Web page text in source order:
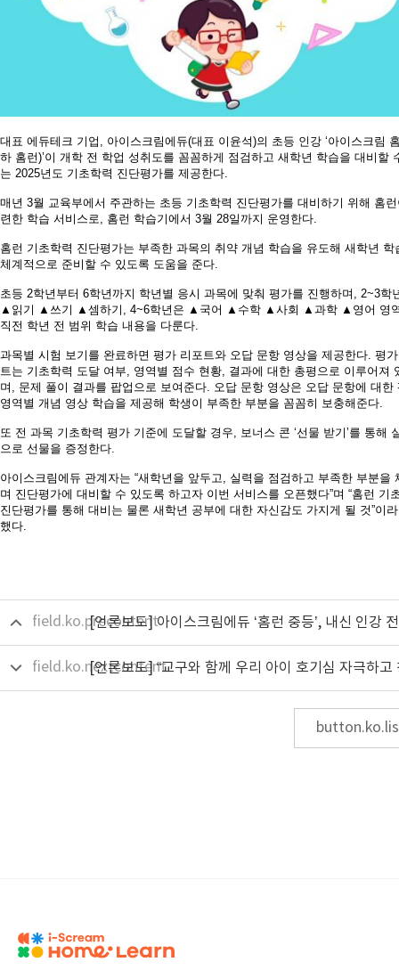
대표 에듀테크 기업 , 아이스크림에듀(대표 이윤석)의 초등 인강 ‘아이스크림
하 홈런)’이 개학 전 학업 성취도를 꼼꼼하게 점검하고 새학년 학습을 대비할
는 2025년도 기초학력 진단평가를 제공한다.
매년 3월 교육부에서 주관하는 초등 기초학력 진단평가를 대비하기 위해 홈
련한 학습 서비스로, 홈런 학습기에서 3월 28일까지 운영한다.
홈런 기초학력 진단평가는 부족한 과목의 취약 개념 학습을 유도해 새학년 학
체계적으로 준비할 수 있도록 도움을 준다.
초등 2학년부터 6학년까지 학년별 응시 과목에 맞춰 평가를 진행하며 , 2~3학
▲읽기 ▲쓰기 ▲셈하기 , 4~6학년은 ▲국어 ▲수학 ▲사회 ▲과학 ▲영어 영
직전 학년 전 범위 학습 내용을 다룬다.
과목별 시험 보기를 완료하면 평가 리포트와 오답 문항 영상을 제공한다. 평
트는 기초학력 도달 여부, 영역별 점수 현황, 결과에 대한 총평으로 이루어져
며 , 문제 풀이 결과를 팝업으로 보여준다. 오답 문항 영상은 오답 문항에 대한
영역별 개념 영상 학습을 제공해 학생이 부족한 부분을 꼼꼼히 보충해준다.
또 전 과목 기초학력 평가 기준에 도달할 경우, 보너스 콘 ‘선물 받기’를 통해
으로 선물을 증정한다.
아이스크림에듀 관계자는 “새학년을 앞두고, 실력을 점검하고 부족한 부분을
며 진단평가에 대비할 수 있도록 하고자 이번 서비스를 오픈했다”며 “홈런 기
진단평가를 통해 대비는 물론 새학년 공부에 대한 자신감도 가지게 될 것”이
했다.
field.ko.precontent
field.ko.nextcontent